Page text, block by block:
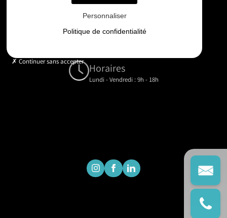
contact@gd-drones-services.fr
Horaires
Lundi - Vendredi : 9h - 18h
Personnaliser
Politique de confidentialité
Continuer sans accepter